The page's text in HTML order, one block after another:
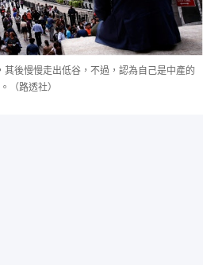
後慢慢走出低谷，不過，認為自己是中產的
（路透社）